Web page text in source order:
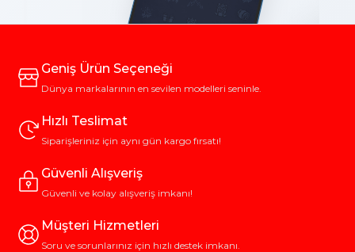
Geniş Ürün Seçeneği
Dünya markalarının en sevilen modelleri seninle.
Hızlı Teslimat
Siparişleriniz için aynı gün kargo fırsatı!
Güvenli Alışveriş
Güvenli ve kolay alışveriş imkanı!
Müşteri Hizmetleri
Soru ve sorunlarınız için hızlı destek imkanı.